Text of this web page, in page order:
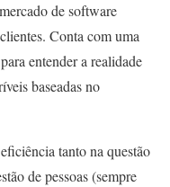
de software
Conta com uma
entender a realidade
baseadas no
tanto na questão
de pessoas (sempre